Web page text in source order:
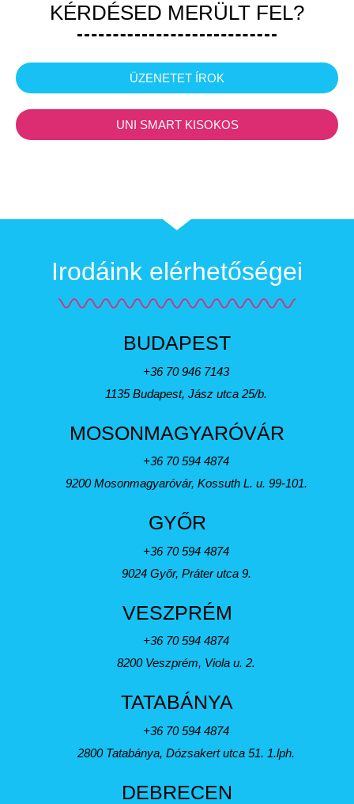
KÉRDÉSED MERÜLT FEL?
ÜZENETET ÍROK
UNI SMART KISOKOS
Irodáink elérhetőségei
BUDAPEST
+36 70 946 7143
1135 Budapest, Jász utca 25/b.
MOSONMAGYARÓVÁR
+36 70 594 4874
9200 Mosonmagyaróvár, Kossuth L. u. 99-101.
GYŐR
+36 70 594 4874
9024 Győr, Práter utca 9.
VESZPRÉM
+36 70 594 4874
8200 Veszprém, Viola u. 2.
TATABÁNYA
+36 70 594 4874
2800 Tatabánya, Dózsakert utca 51. 1.lph.
DEBRECEN